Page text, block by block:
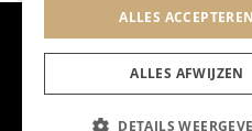
ALLES ACCEPTEREN
ALLES AFWIJZEN
DETAILS